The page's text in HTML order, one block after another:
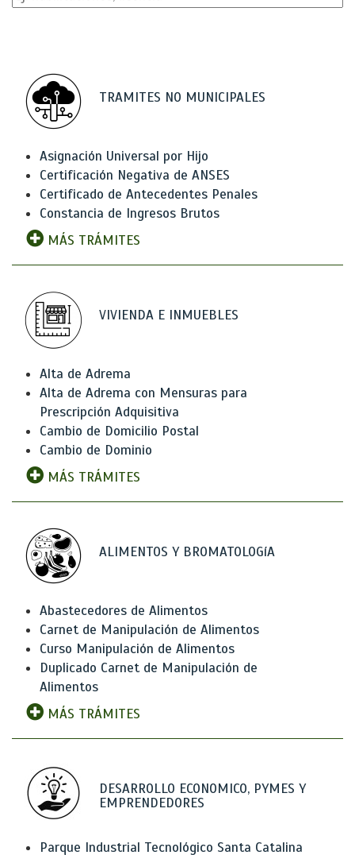
TRAMITES NO MUNICIPALES
Asignación Universal por Hijo
Certificación Negativa de ANSES
Certificado de Antecedentes Penales
Constancia de Ingresos Brutos
MÁS TRÁMITES
VIVIENDA E INMUEBLES
Alta de Adrema
Alta de Adrema con Mensuras para
Prescripción Adquisitiva
Cambio de Domicilio Postal
Cambio de Dominio
MÁS TRÁMITES
ALIMENTOS Y BROMATOLOGíA
Abastecedores de Alimentos
Carnet de Manipulación de Alimentos
Curso Manipulación de Alimentos
Duplicado Carnet de Manipulación de
Alimentos
MÁS TRÁMITES
DESARROLLO ECONOMICO, PYMES Y
EMPRENDEDORES
Parque Industrial Tecnológico Santa Catalina